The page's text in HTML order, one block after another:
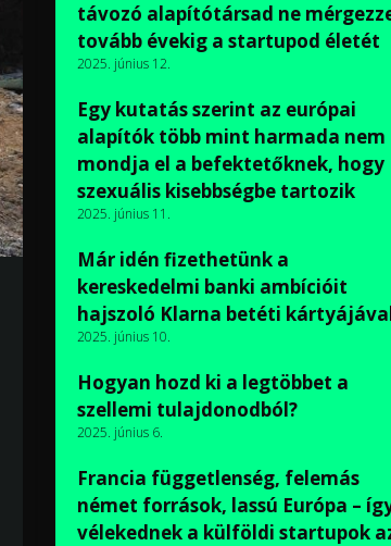
távozó alapítótársad ne
tovább évekig a startupod életét
2025. június 12.
Egy kutatás szerint az európai
alapítók több mint harmada nem
mondja el a befektetőknek, hogy
szexuális kisebbségbe tartozik
2025. június 11.
Már idén fizethetünk a
kereskedelmi banki ambícióit
hajszoló Klarna betéti
2025. június 10.
Hogyan hozd ki a legtöbbet a
szellemi tulajdonodból?
2025. június 6.
Francia függetlenség, felemás
német források, lassú Európa –
vélekednek a külföldi startupok